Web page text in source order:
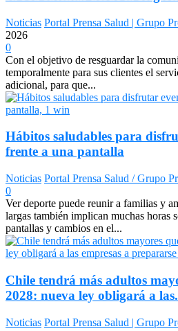
Noticias Portal Prensa Salud | Grupo
2026
0
Con el objetivo de resguardar la
temporalmente para sus clientes el
adicional, para que...
Hábitos saludables para
frente a una pantalla
Noticias Portal Prensa Salud / Grupo
0
Ver deporte puede reunir a familias y
largas también implican muchas horas
pantallas y cambios en el...
Chile tendrá más adultos
2028: nueva ley obligará a
Noticias Portal Prensa Salud | Grupo